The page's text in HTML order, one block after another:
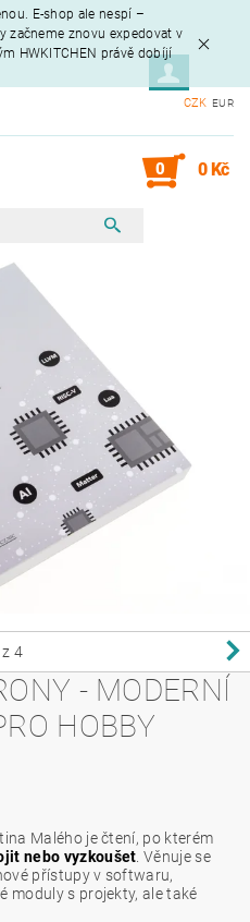
E-shop ale nespí –
začneme znovu expedovat v
HWKITCHEN právě dobíjí
CZK EUR
0 0 Kč
z 4
- MODERNÍ
HOBBY
Malého je čtení, po kterém
nebo vyzkoušet . Věnuje se
přístupy v softwaru,
moduly s projekty, ale také